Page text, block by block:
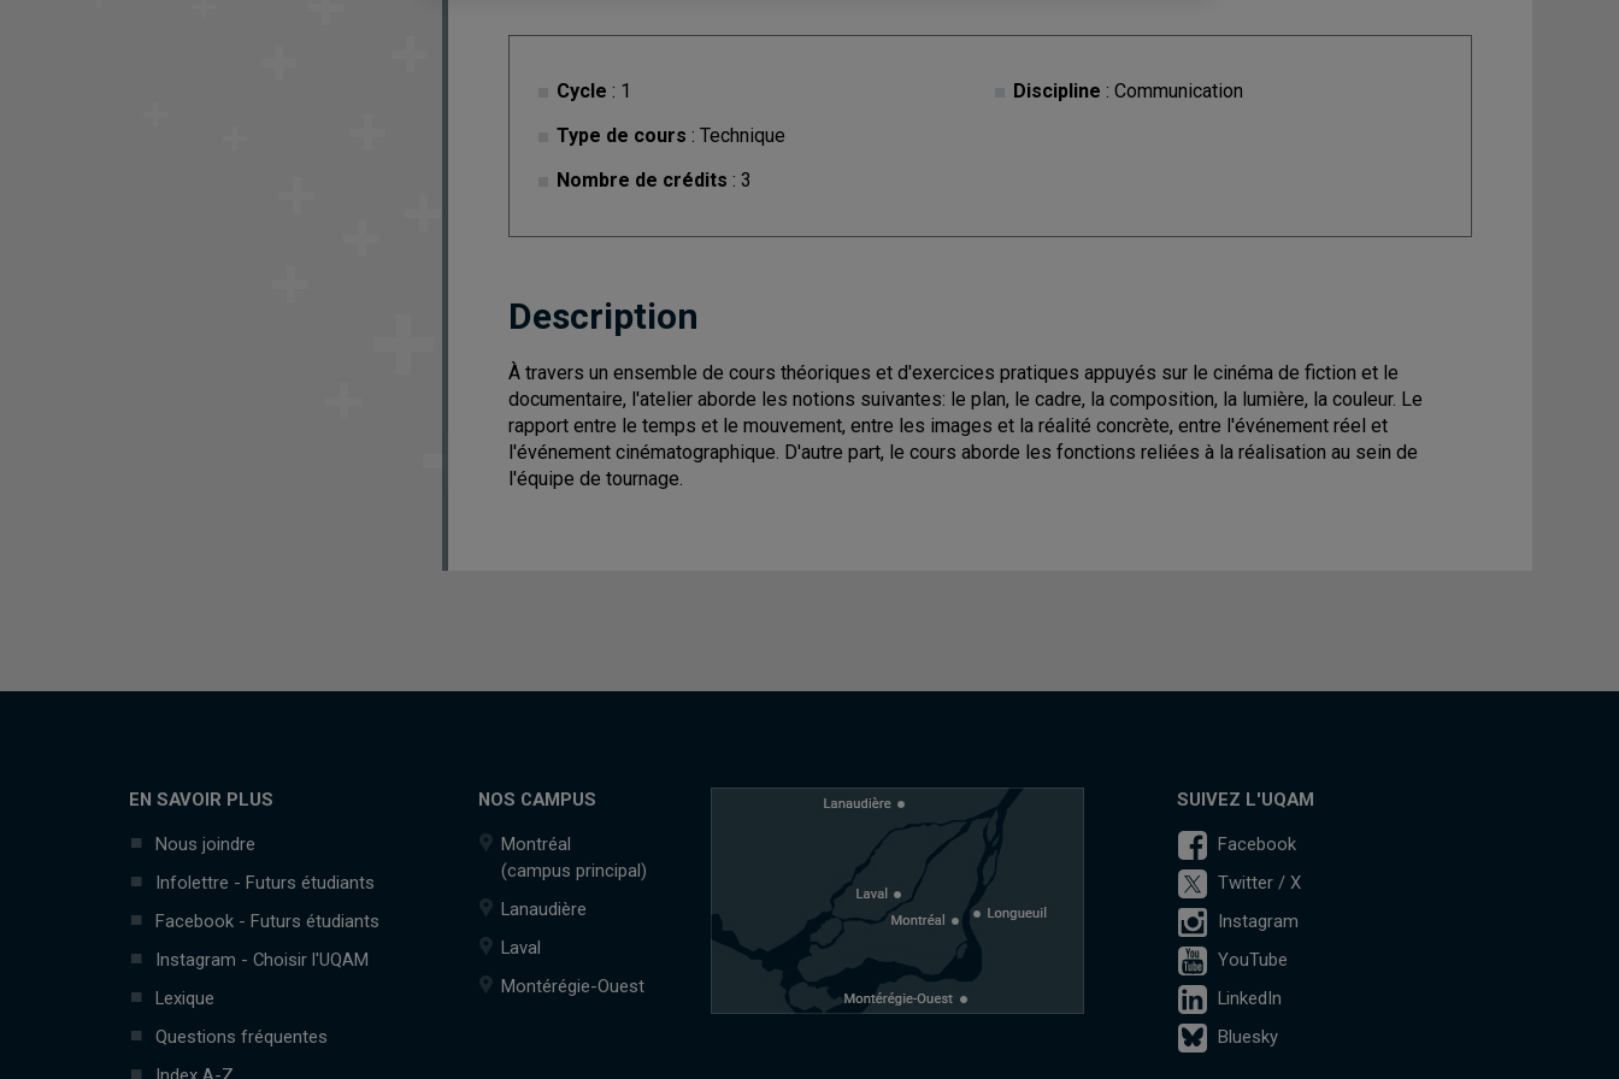
Cycle : 1
Type de cours : Technique
Nombre de crédits : 3
Discipline : Communication
Description
À travers un ensemble de cours théoriques et d'exercices pratiques appuyés sur le cinéma de fiction et le
documentaire, l'atelier aborde les notions suivantes: le plan, le cadre, la composition, la lumière, la couleur. Le
rapport entre le temps et le mouvement, entre les images et la réalité concrète, entre l'événement réel et
l'événement cinématographique. D'autre part, le cours aborde les fonctions reliées à la réalisation au sein de
l'équipe de tournage.
EN SAVOIR PLUS
Nous joindre
Infolettre - Futurs étudiants
Facebook - Futurs étudiants
Instagram - Choisir l'UQAM
Lexique
Questions fréquentes
NOS CAMPUS
Montréal
(campus principal)
Lanaudière
Laval
Montérégie-Ouest
SUIVEZ L'UQAM
Facebook
Twitter / X
Instagram
YouTube
LinkedIn
Bluesky